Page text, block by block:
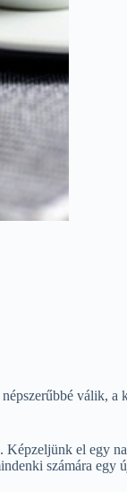
válik, a
el egy
számára egy